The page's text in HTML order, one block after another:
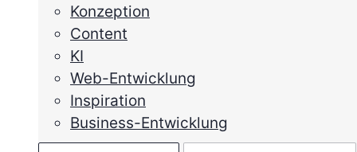
Konzeption
Content
KI
Web-Entwicklung
Inspiration
Business-Entwicklung